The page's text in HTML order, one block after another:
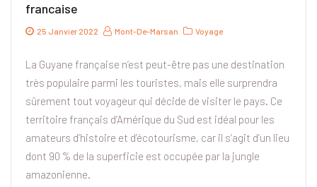
francaise
25 Janvier 2022 Mont-De-Marsan Voyage
La Guyane française n’est peut-être pas une destination
très populaire parmi les touristes, mais elle surprendra
sûrement tout voyageur qui décide de visiter le pays. Ce
territoire français d’Amérique du Sud est idéal pour les
amateurs d’histoire et d’écotourisme, car il s’agit d’un lieu
dont 90 % de la superficie est occupée par la jungle
amazonienne.